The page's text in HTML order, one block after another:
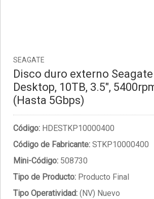
SEAGATE
Disco duro externo
Desktop, 10TB, 3.5",
(Hasta 5Gbps)
Código: HDESTKP10000400
Código de Fabricante: STKP10000400
Mini-Código: 508730
Tipo de Producto: Producto Final
Tipo Operatividad: (NV) Nuevo